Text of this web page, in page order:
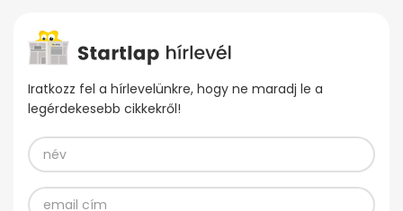
Iratkozz fel a hírlevelünkre, hogy ne maradj le a
legérdekesebb cikkekről!